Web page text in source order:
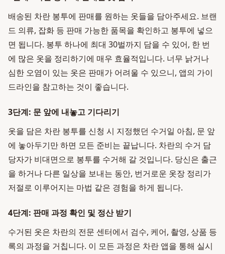
배송된 차란 봉투에 판매를 원하는 옷들을 담아주세요. 브랜
드 의류, 잡화 등 판매 가능한 품목을 확인하고 봉투에 넣으
면 됩니다. 봉투 하나에 최대 30벌까지 담을 수 있어, 한 번
에 많은 옷을 정리하기에 매우 효율적입니다. 너무 낡거나
심한 오염이 있는 옷은 판매가 어려울 수 있으니, 앱의 가이
드라인을 참고하는 것이 좋습니다.
3단계: 문 앞에 내놓고 기다리기
옷을 담은 차란 봉투를 신청 시 지정했던 수거일 아침, 문 앞
에 놓아두기만 하면 모든 준비는 끝납니다. 차란의 수거 담
당자가 비대면으로 봉투를 수거해 갈 것입니다. 당신은 출근
을 하거나 다른 일상을 보내는 동안, 번거로운 옷장 정리가
저절로 이루어지는 마법 같은 경험을 하게 됩니다.
4단계: 판매 과정 확인 및 정산 받기
수거된 옷은 차란의 전문 센터에서 검수, 케어, 촬영, 상품 등
록의 과정을 거칩니다. 이 모든 과정은 차란 앱을 통해 실시